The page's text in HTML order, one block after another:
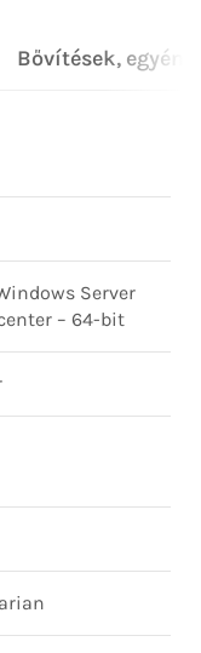
Bővítések,
Server
– 64-bit